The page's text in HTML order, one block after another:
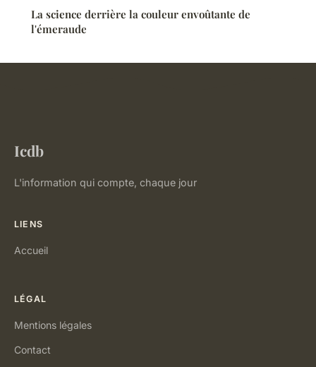
La science derrière la couleur envoûtante de
l'émeraude
Icdb
L'information qui compte, chaque jour
LIENS
Accueil
LÉGAL
Mentions légales
Contact